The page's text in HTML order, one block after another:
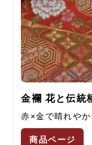
金襴 花と伝統
赤×金で晴れや
商品ページ